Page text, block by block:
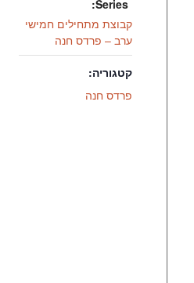
Series:
קבוצת מתחילים חמישי
ערב – פרדס חנה
קטגוריה:
פרדס חנה